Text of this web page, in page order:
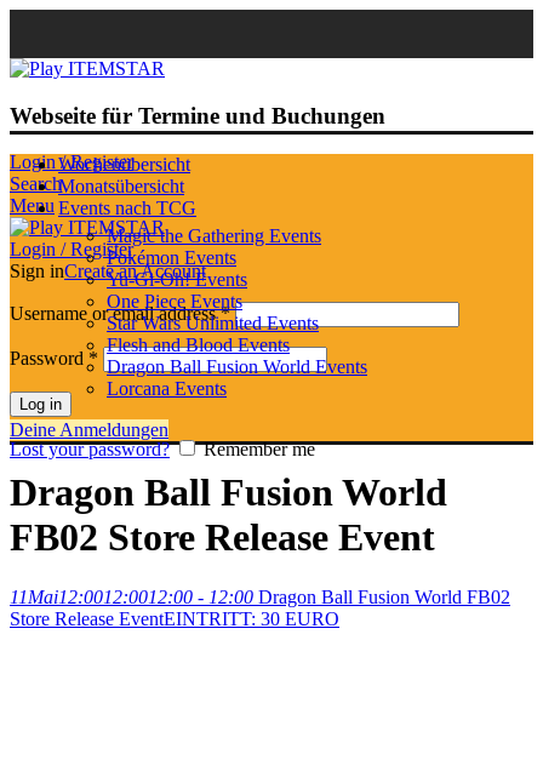
Webseite für Termine und Buchungen
Login / Register
Search
Menu
Login / Register
Sign inCreate an Account
Username or email address*
Password *
Log in
Lost your password? Remember me
Wochenübersicht
Monatsübersicht
Events nach TCG
Magic the Gathering Events
Pokémon Events
Yu-Gi-Oh! Events
One Piece Events
Star Wars Unlimited Events
Flesh and Blood Events
Dragon Ball Fusion World Events
Lorcana Events
Deine Anmeldungen
Dragon Ball Fusion World
FB02 Store Release Event
11Mai12:0012:0012:00 - 12:00 Dragon Ball Fusion World FB02
Store Release EventEINTRITT: 30 EURO